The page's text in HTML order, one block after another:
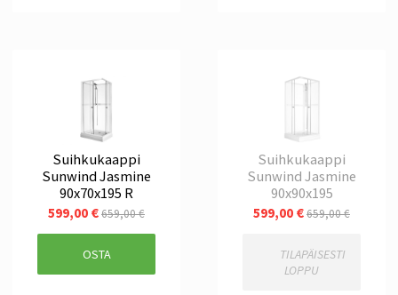
Suihkukaappi
Sunwind Jasmine
90x70x195 R
599,00 €659,00 €
OSTA
Suihkukaappi
Sunwind Jasmine
90x90x195
599,00 €659,00 €
TILAPÄISESTI
LOPPU